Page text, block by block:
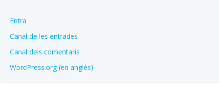
Entra
Canal de les entrades
Canal dels comentaris
WordPress.org (en anglès)